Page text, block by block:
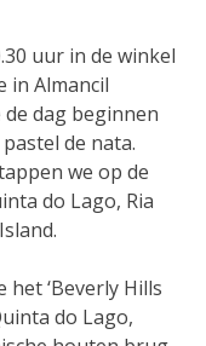
uur in de winkel
in Almancil
dag beginnen
de nata.
we op de
do Lago, Ria
het ‘Beverly Hills
do Lago,